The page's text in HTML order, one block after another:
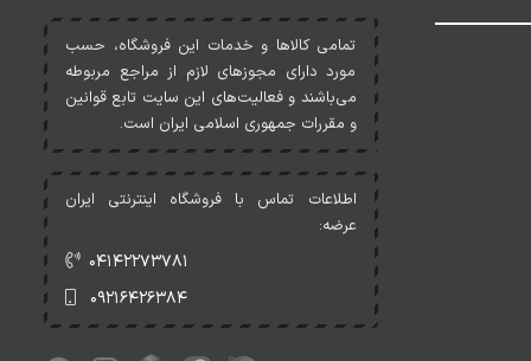
تمامی کالاها و خدمات اين فروشگاه، حسب
مورد دارای مجوزهای لازم از مراجع مربوطه
می‌باشند و فعاليت‌های اين سايت تابع قوانين
و مقررات جمهوری اسلامی ايران است.
اطلاعات تماس با فروشگاه اینترنتی ایران
عرضه:
۰۴۱۴۲۲۷۳۷۸۱
۰۹۲۱۶۴۲۶۳۸۴